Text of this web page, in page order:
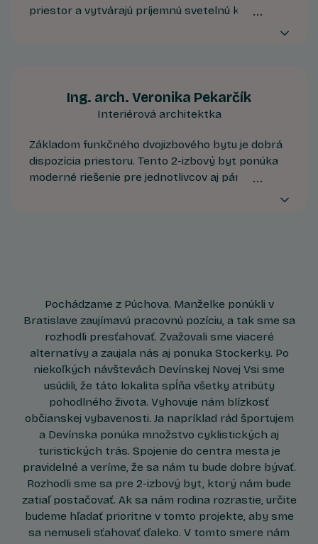
priestor a vytvárajú príjemnú svetelnú klímu už
Ing. arch. Veronika Pekarčík
Interiérová architektka
Základom funkčného dvojizbového bytu je dobrá
dispozícia priestoru. Tento 2-izbový byt ponúka
moderné riešenie pre jednotlivcov aj páry.
Pochádzame z Púchova. Manželke ponúkli v
Bratislave zaujímavú pracovnú pozíciu, a tak sme sa
rozhodli presťahovať. Zvažovali sme viaceré
alternatívy a zaujala nás aj ponuka Stockerky. Po
niekoľkých návštevách Devínskej Novej Vsi sme
usúdili, že táto lokalita spĺňa všetky atribúty
pohodlného života. Vyhovuje nám blízkosť
občianskej vybavenosti. Ja napríklad rád športujem
a Devínska ponúka množstvo cyklistických aj
turistických trás. Spojenie do centra mesta je
pravidelné a veríme, že sa nám tu bude dobre bývať.
Rozhodli sme sa pre 2-izbový byt, ktorý nám bude
zatiaľ postačovať. Ak sa nám rodina rozrastie, určite
budeme hľadať prioritne v tomto projekte, aby sme
sa nemuseli sťahovať ďaleko. V tomto smere nám